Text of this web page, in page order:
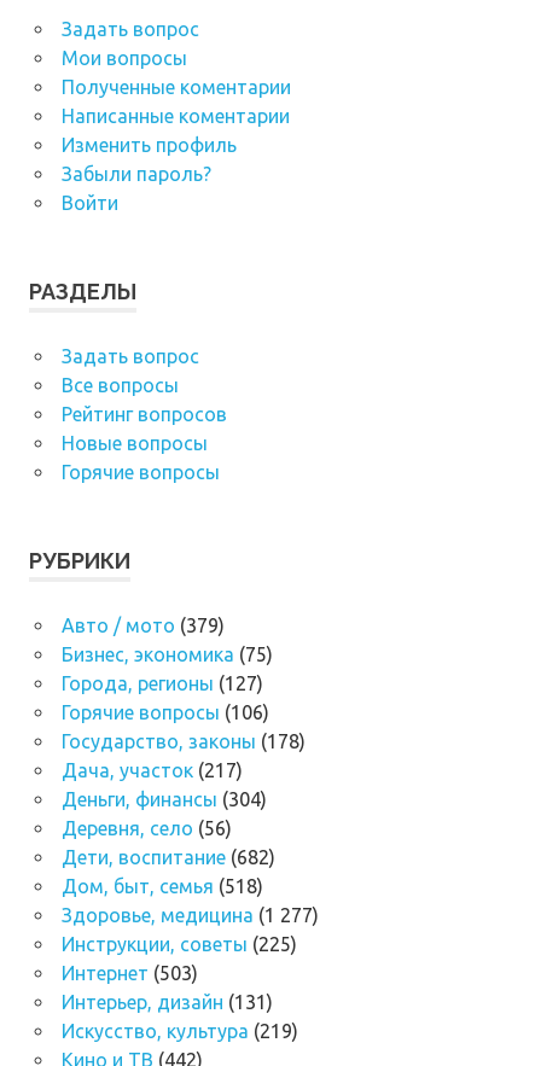
Задать вопрос
Мои вопросы
Полученные коментарии
Написанные коментарии
Изменить профиль
Забыли пароль?
Войти
РАЗДЕЛЫ
Задать вопрос
Все вопросы
Рейтинг вопросов
Новые вопросы
Горячие вопросы
РУБРИКИ
Авто / мото (379)
Бизнес, экономика (75)
Города, регионы (127)
Горячие вопросы (106)
Государство, законы (178)
Дача, участок(217)
Деньги, финансы (304)
Деревня, село (56)
Дети, воспитание(682)
Дом, быт, семья (518)
Здоровье, медицина (1 277)
Инструкции, советы (225)
Интернет (503)
Интерьер, дизайн (131)
Искусство, культура (219)
Кино и ТВ (442)